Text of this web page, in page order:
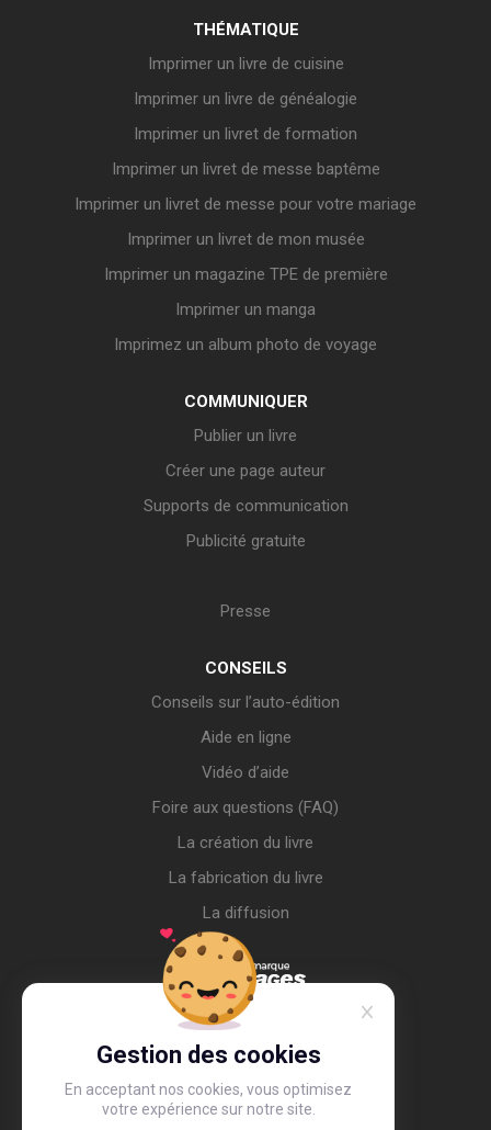
Gestion des cookies
En acceptant nos cookies, vous optimisez
votre expérience sur notre site.
THÉMATIQUE
Imprimer un livre de cuisine
Imprimer un livre de généalogie
Imprimer un livret de formation
Imprimer un livret de messe baptême
Imprimer un livret de messe pour votre mariage
Imprimer un livret de mon musée
Imprimer un magazine TPE de première
Imprimer un manga
Imprimez un album photo de voyage
COMMUNIQUER
Publier un livre
Créer une page auteur
Supports de communication
Publicité gratuite
Presse
CONSEILS
Conseils sur l’auto-édition
Aide en ligne
Vidéo d’aide
Foire aux questions (FAQ)
La création du livre
La fabrication du livre
La diffusion